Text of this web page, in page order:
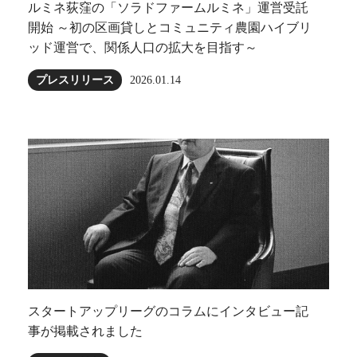
ルミネ荻窪の「ソラドファームルミネ」運営受託
開始 ～初の区画貸しとコミュニティ農園ハイブリ
ッド運営で、関係人口の拡大を目指す～
プレスリリース 2026.01.14
スタートアップリーグのコラムにインタビュー記
事が掲載されました